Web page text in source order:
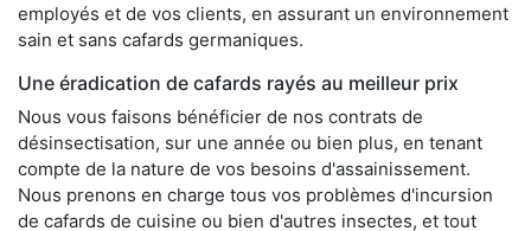
employés et de vos clients, en assurant un environnement
sain et sans cafards germaniques.
Une éradication de cafards rayés au meilleur prix
Nous vous faisons bénéficier de nos contrats de
désinsectisation, sur une année ou bien plus, en tenant
compte de la nature de vos besoins d'assainissement.
Nous prenons en charge tous vos problèmes d'incursion
de cafards de cuisine ou bien d'autres insectes, et tout